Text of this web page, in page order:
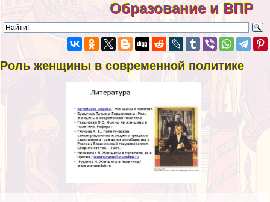
Образование и ВПР
Роль женщины в современной политике